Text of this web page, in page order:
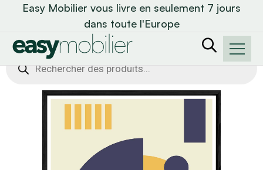
Easy Mobilier vous livre en seulement 7 jours
dans toute l'Europe
Recherche
de